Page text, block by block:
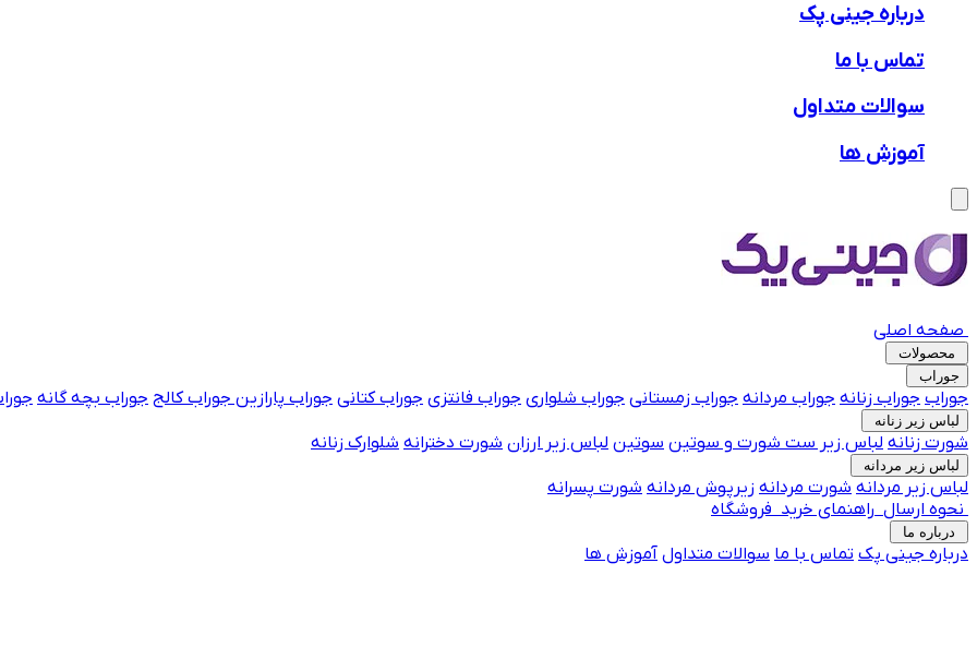
درباره جینی پک
تماس با ما
سوالات متداول
آموزش ها
صفحه اصلی
محصولات
جوراب
جوراب جوراب زنانه جوراب مردانه جوراب زمستانی جوراب شلواری جوراب فانتزی جوراب کتانی جوراب پارازین جوراب کالج جوراب بچه گانه
لباس زیر زنانه
شورت زنانه لباس زیر ست شورت و سوتین سوتین لباس زیر ارزان شورت دخترانه شلوارک زنانه
لباس زیر مردانه
لباس زیر مردانه شورت مردانه زیرپوش مردانه شورت پسرانه
نحوه ارسال راهنمای خرید فروشگاه
درباره ما
درباره جینی پک تماس با ما سوالات متداول آموزش ها جوراب فانتزی پرفروش